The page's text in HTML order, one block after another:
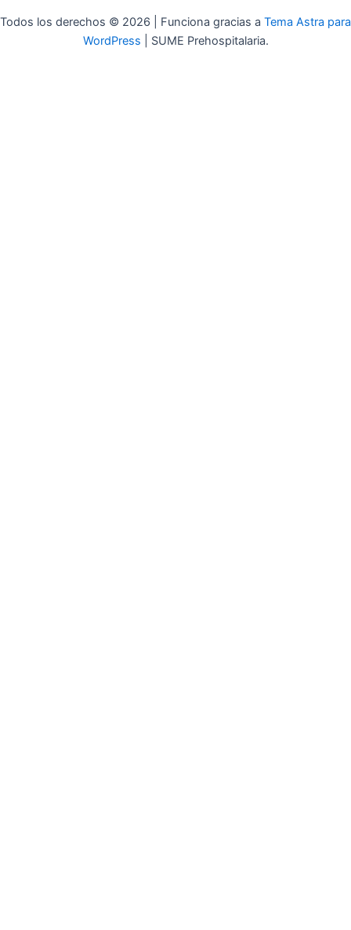
Todos los derechos © 2026 | Funciona gracias a Tema Astra para
WordPress | SUME Prehospitalaria.